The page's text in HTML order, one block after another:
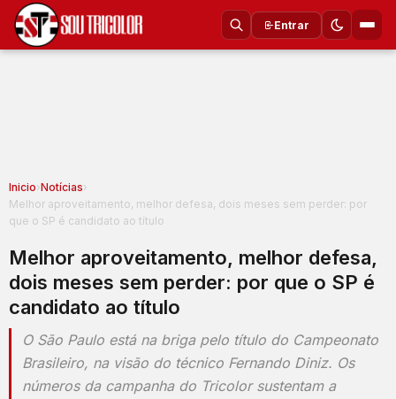
Entrar
Inicio›Notícias›
Melhor aproveitamento, melhor defesa, dois meses sem perder: por
que o SP é candidato ao título
Melhor aproveitamento, melhor defesa,
dois meses sem perder: por que o SP é
candidato ao título
O São Paulo está na briga pelo título do Campeonato
Brasileiro, na visão do técnico Fernando Diniz. Os
números da campanha do Tricolor sustentam a